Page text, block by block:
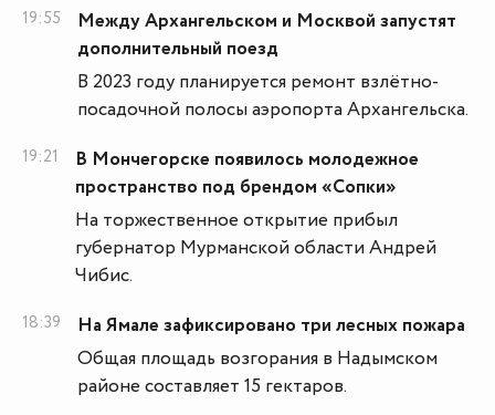
19:55
Между Архангельском и Москвой запустят
дополнительный поезд
В 2023 году планируется ремонт взлётно-
посадочной полосы аэропорта Архангельска.
19:21
В Мончегорске появилось молодежное
пространство под брендом «Сопки»
На торжественное открытие прибыл
губернатор Мурманской области Андрей
Чибис.
18:39
На Ямале зафиксировано три лесных пожара
Общая площадь возгорания в Надымском
районе составляет 15 гектаров.